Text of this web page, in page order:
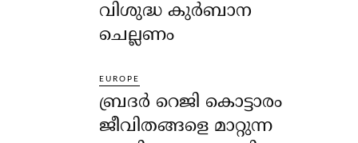
വിശുദ്ധ കുർബാന
ചെല്ലണം
EUROPE
ബ്രദർ റെജി കൊട്ടാരം
ജീവിതങ്ങളെ മാറ്റുന്ന